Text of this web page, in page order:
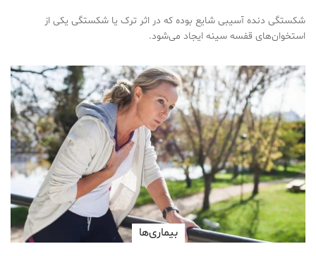
شکستگی دنده آسیبی شایع بوده که در اثر ترک یا شکستگی یکی از
استخوان‌های قفسه سینه ایجاد می‌شود.
بیماری‌ها